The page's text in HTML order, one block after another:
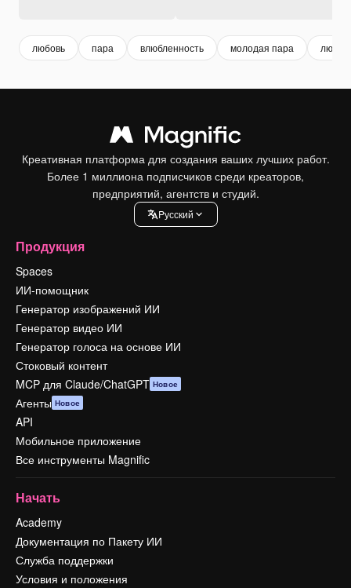
любовь пара влюбленность молодая пара
Креативная платформа для создания ваших лучших работ.
Более 1 миллиона подписчиков среди креаторов,
предприятий, агентств и студий.
Pусский
Продукция
Spaces
ИИ-помощник
Генератор изображений ИИ
Генератор видео ИИ
Генератор голоса на основе ИИ
Стоковый контент
MCP для Claude/ChatGPT Новое
Агенты Новое
API
Мобильное приложение
Все инструменты Magnific
Начать
Academy
Документация по Пакету ИИ
Служба поддержки
Условия и положения